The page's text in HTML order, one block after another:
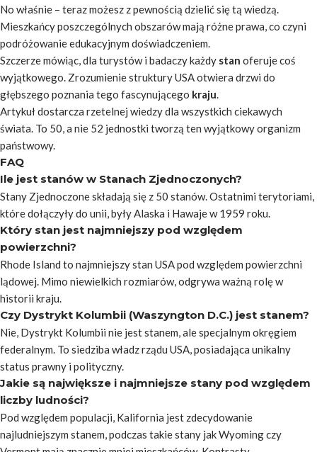
No właśnie – teraz możesz z pewnością dzielić się tą wiedzą.
Mieszkańcyposzczególnych obszarów mają różne prawa, co czyni
podróżowanie edukacyjnym doświadczeniem.
Szczerze mówiąc, dla turystówi badaczy każdy stan oferuje coś
wyjątkowego. Zrozumienie struktury USA otwiera drzwi do
głębszego poznania tego fascynującego kraju.
Artykuł dostarcza rzetelnej wiedzy dla wszystkich ciekawych
świata. To 50, a nie 52 jednostki tworzą ten wyjątkowy organizm
państwowy.
FAQ
Ile jest stanów w Stanach Zjednoczonych?
Stany Zjednoczone składają się z 50 stanów. Ostatnimi terytoriami,
które dołączyły do unii, były Alaska i Hawaje w 1959 roku.
Który stan jest najmniejszy pod względem
powierzchni?
Rhode Island to najmniejszy stan USA pod względem powierzchni
lądowej. Mimo niewielkich rozmiarów, odgrywa ważną rolę w
historii kraju.
Czy Dystrykt Kolumbii (Waszyngton D.C.) jest stanem?
Nie, Dystrykt Kolumbii nie jest stanem, ale specjalnym okręgiem
federalnym. To siedziba władz rządu USA, posiadająca unikalny
status prawny i polityczny.
Jakie są największe i najmniejsze stany pod względem
liczby ludności?
Pod względem populacji, Kalifornia jest zdecydowanie
najludniejszym stanem, podczas takie stany jak Wyoming czy